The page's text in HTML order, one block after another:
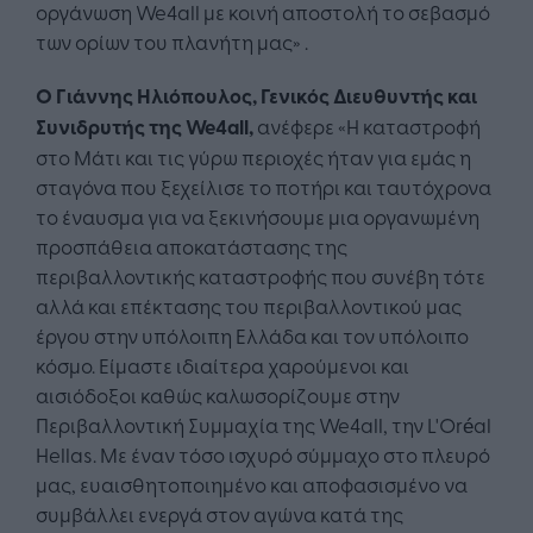
οργάνωση We4all με κοινή αποστολή το σεβασμό
των ορίων του πλανήτη μας» .
Ο Γιάννης Ηλιόπουλος,Γενικός Διευθυντής και
Συνιδρυτήςτης We4all,ανέφερε «Η καταστροφή
στο Μάτι και τις γύρω περιοχές ήταν για εμάς η
σταγόνα που ξεχείλισε το ποτήρι και ταυτόχρονα
το έναυσμα για να ξεκινήσουμε μια οργανωμένη
προσπάθεια αποκατάστασης της
περιβαλλοντικής καταστροφής που συνέβη τότε
αλλά και επέκτασης του περιβαλλοντικού μας
έργου στην υπόλοιπη Ελλάδα και τον υπόλοιπο
κόσμο. Είμαστε ιδιαίτερα χαρούμενοι και
αισιόδοξοι καθώς καλωσορίζουμε στην
Περιβαλλοντική Συμμαχία της We4all, την L'Oréal
Hellas. Με έναν τόσο ισχυρό σύμμαχο στο πλευρό
μας, ευαισθητοποιημένο και αποφασισμένο να
συμβάλλει ενεργά στον αγώνα κατά της